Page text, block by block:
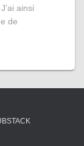
ainsi
de